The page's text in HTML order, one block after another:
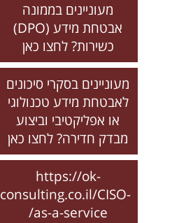
מעוניינים בממונה
אבטחת מידע (DPO)
כשירות? לחצו כאן
מעוניינים בסקרי סיכונים
לאבטחת מידע טכנולוגי
או אפליקטיבי וביצוע
מבדק חדירה? לחצו כאן
https://ok-
consulting.co.il/CISO-
as-a-service/